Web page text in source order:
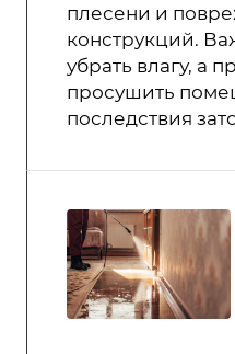
плесени и
конструкций.
убрать влагу, а
просушить
последствия